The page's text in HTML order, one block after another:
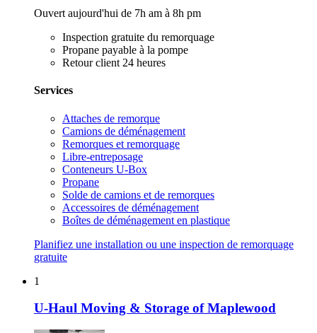
Ouvert aujourd'hui de 7h am à 8h pm
Inspection gratuite du remorquage
Propane payable à la pompe
Retour client 24 heures
Services
Attaches de remorque
Camions de déménagement
Remorques et remorquage
Libre-entreposage
Conteneurs U-Box
Propane
Solde de camions et de remorques
Accessoires de déménagement
Boîtes de déménagement en plastique
Planifiez une installation ou une inspection de remorquage
gratuite
1
U-Haul Moving & Storage of Maplewood